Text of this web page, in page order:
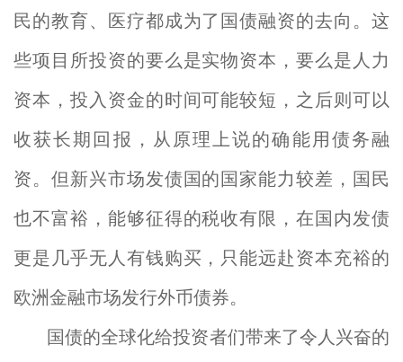
民的教育、医疗都成为了国债融资的去向。这
些项目所投资的要么是实物资本，要么是人力
资本，投入资金的时间可能较短，之后则可以
收获长期回报，从原理上说的确能用债务融
资。但新兴市场发债国的国家能力较差，国民
也不富裕，能够征得的税收有限，在国内发债
更是几乎无人有钱购买，只能远赴资本充裕的
欧洲金融市场发行外币债券。
国债的全球化给投资者们带来了令人兴奋的